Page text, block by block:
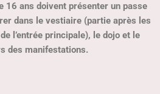
16 ans doivent présenter un passe
dans le vestiaire (partie après les
l’entrée principale), le dojo et le
des manifestations.